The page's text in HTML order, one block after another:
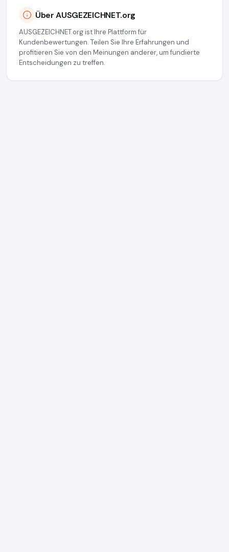
Über AUSGEZEICHNET.org
AUSGEZEICHNET.org ist Ihre Plattform für
Kundenbewertungen. Teilen Sie Ihre Erfahrungen und
profitieren Sie von den Meinungen anderer, um fundierte
Entscheidungen zu treffen.